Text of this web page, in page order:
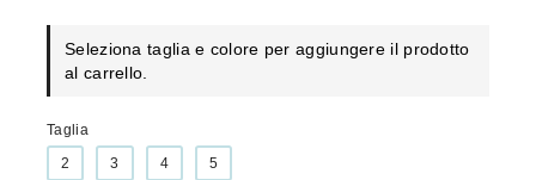
Seleziona taglia e colore per aggiungere il prodotto
al carrello.
Taglia
2
3 4 5